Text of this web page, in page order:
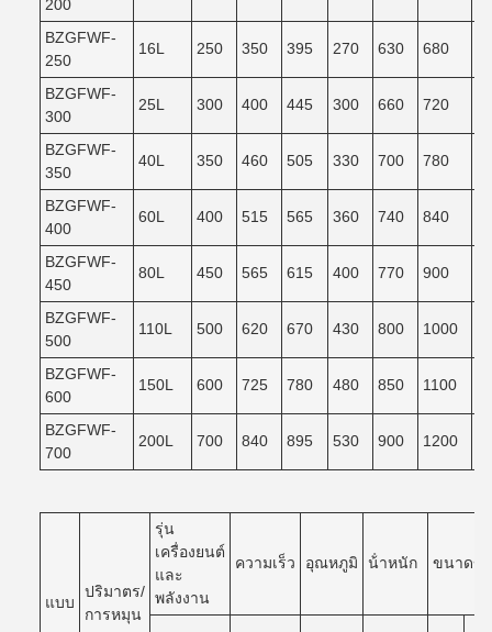
200
BZGFWF-
250
16L 250 350 395 270 630 680
BZGFWF-
300
25L 300 400 445 300 660 720
BZGFWF-
350
40L 350 460 505 330 700 780
BZGFWF-
400
60L 400 515 565 360 740 840
BZGFWF-
450
80L 450 565 615 400 770 900
BZGFWF-
500
110L 500 620 670 430 800 1000
BZGFWF-
600
150L 600 725 780 480 850 1100
BZGFWF-
700
200L 700 840 895 530 900 1200
แบบ
ปริมาตร/
การหมุน
รุ่น
เครื่องยนต์
และ
พลังงาน
ความเร็ว อุณหภูมิ น้ําหนัก ขนาดข